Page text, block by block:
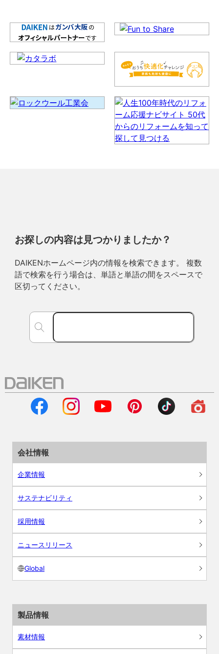
お探しの内容は見つかりましたか？
DAIKENホームページ内の情報を検索できます。 複数
語で検索を行う場合は、単語と単語の間をスペースで
区切ってください。
会社情報
企業情報
サステナビリティ
採用情報
ニュースリリース
Global
製品情報
素材情報